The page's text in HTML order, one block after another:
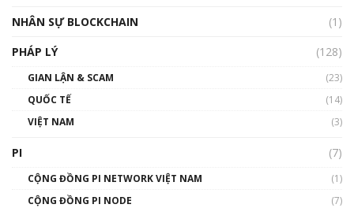
01:32:59
gió ấm
Talkshow 14: MemeCoin – Trò đùa tỷ đô
NHÂN SỰ BLOCKCHAIN
(1)
PHÁP LÝ
(128)
GIAN LẬN & SCAM
(23)
QUỐC TẾ
(14)
VIỆT NAM
(3)
PI (7)
CỘNG ĐỒNG PI NETWORK VIỆT NAM
(1)
CỘNG ĐỒNG PI NODE
(7)